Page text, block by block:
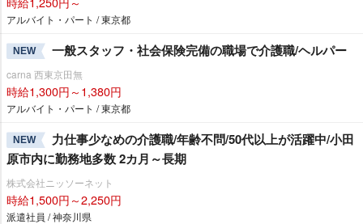
アルバイト・パート / 東京都
NEW 一般スタッフ・社会保険完備の職場で介護職/ヘルパー
carna 西東京田無
時給1,300円～1,380円
アルバイト・パート / 東京都
NEW
力仕事少なめの介護職/年齢不問/50代以上が活躍中/小田
原市内に勤務地多数 2カ月～長期
株式会社ニッソーネット
時給1,500円～2,250円
派遣社員 / 神奈川県